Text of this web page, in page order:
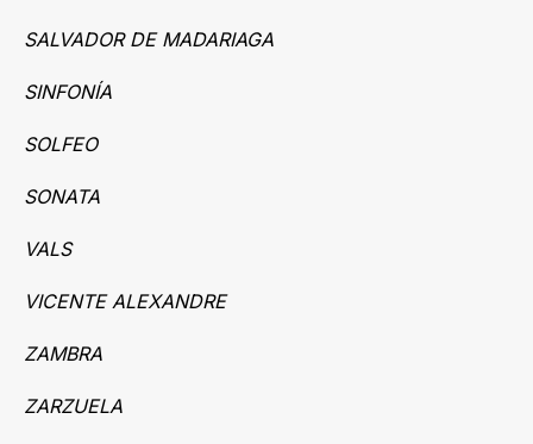
SALVADOR DE MADARIAGA
SINFONÍA
SOLFEO
SONATA
VALS
VICENTE ALEXANDRE
ZAMBRA
ZARZUELA